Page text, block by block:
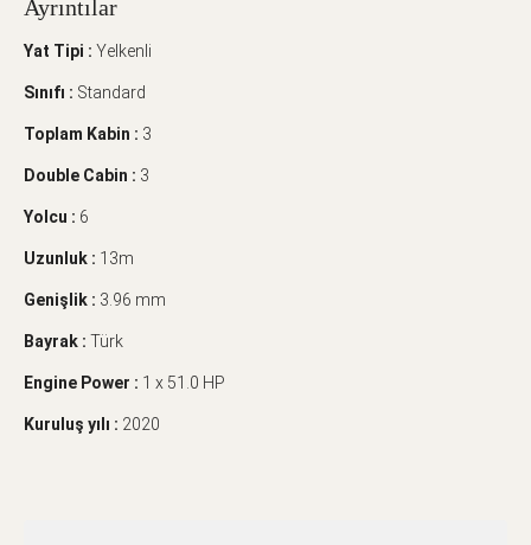
Ayrıntılar
Yat Tipi : Yelkenli
Sınıfı : Standard
Toplam Kabin : 3
Double Cabin : 3
Yolcu : 6
Uzunluk : 13m
Genişlik : 3.96 mm
Bayrak : Türk
Engine Power : 1 x 51.0 HP
Kuruluş yılı : 2020